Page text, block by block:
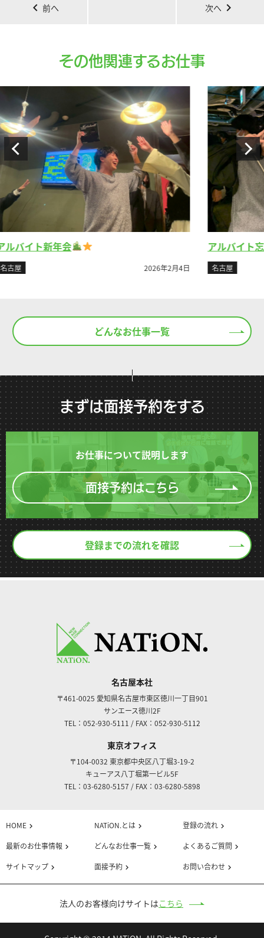
chevron_left 前へ 次へ chevron_right
その他関連するお仕事
年2月4日
アルバイト忘年会②
2023年4月26日
どんなお仕事一覧
まずは面接予約をする
お仕事について説明します
面接予約はこちら
登録までの流れを確認
名古屋本社
〒461-0025 愛知県名古屋市東区徳川一丁目901
サンエース徳川2F
TEL：052-930-5111 / FAX：052-930-5112
東京オフィス
〒104-0032 東京都中央区八丁堀3-19-2
キューアス八丁堀第一ビル5F
TEL：03-6280-5157 / FAX：03-6280-5898
HOME chevron_right NATiON.とはchevron_right 登録の流れchevron_right
最新のお仕事情報 chevron_right どんなお仕事一覧chevron_right よくあるご質問 chevron_right
サイトマップ chevron_right 面接予約chevron_right お問い合わせ chevron_right
法人のお客様向けサイトはこちら